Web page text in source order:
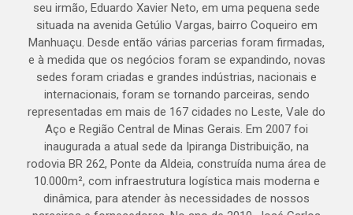
seu irmão, Eduardo Xavier Neto, em uma pequena sede
situada na avenida Getúlio Vargas, bairro Coqueiro em
Manhuaçu. Desde então várias parcerias foram firmadas,
e à medida que os negócios foram se expandindo, novas
sedes foram criadas e grandes indústrias, nacionais e
internacionais, foram se tornando parceiras, sendo
representadas em mais de 167 cidades no Leste, Vale do
Aço e Região Central de Minas Gerais. Em 2007 foi
inaugurada a atual sede da Ipiranga Distribuição, na
rodovia BR 262, Ponte da Aldeia, construída numa área de
10.000m², com infraestrutura logística mais moderna e
dinâmica, para atender às necessidades de nossos